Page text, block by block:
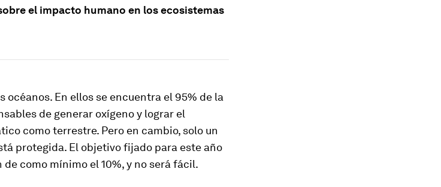
el impacto humano en los ecosistemas
océanos. En ellos se encuentra el 95% de la
de generar oxígeno y lograr el
como terrestre. Pero en cambio, solo un
protegida. El objetivo fijado para este año
como mínimo el 10%, y no será fácil.